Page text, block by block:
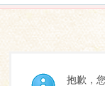
抱歉，